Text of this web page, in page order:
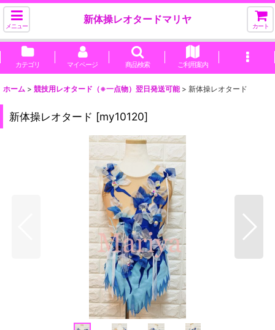
メニュー
新体操レオタードマリヤ
カート
カテゴリ マイページ 商品検索 ご利用案内
ホーム > 競技用レオタード（※一点物）翌日発送可能 > 新体操レオタード
新体操レオタード [my10120]